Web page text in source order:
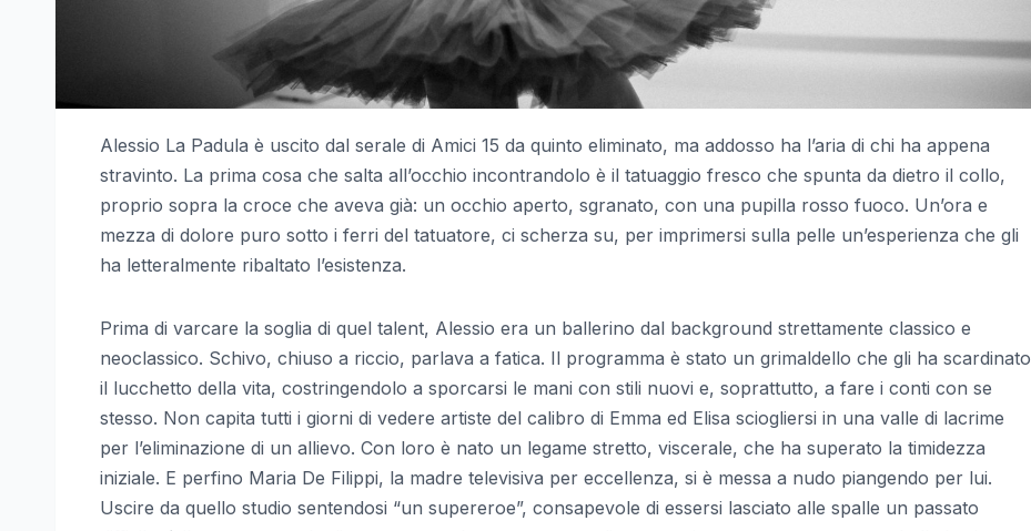
Alessio La Padula è uscito dal serale di Amici 15 da quinto eliminato, ma addosso ha l’aria di chi ha appena
stravinto. La prima cosa che salta all’occhio incontrandolo è il tatuaggio fresco che spunta da dietro il collo,
proprio sopra la croce che aveva già: un occhio aperto, sgranato, con una pupilla rosso fuoco. Un’ora e
mezza di dolore puro sotto i ferri del tatuatore, ci scherza su, per imprimersi sulla pelle un’esperienza che gli
ha letteralmente ribaltato l’esistenza.
Prima di varcare la soglia di quel talent, Alessio era un ballerino dal background strettamente classico e
neoclassico. Schivo, chiuso a riccio, parlava a fatica. Il programma è stato un grimaldello che gli ha scardinato
il lucchetto della vita, costringendolo a sporcarsi le mani con stili nuovi e, soprattutto, a fare i conti con se
stesso. Non capita tutti i giorni di vedere artiste del calibro di Emma ed Elisa sciogliersi in una valle di lacrime
per l’eliminazione di un allievo. Con loro è nato un legame stretto, viscerale, che ha superato la timidezza
iniziale. E perfino Maria De Filippi, la madre televisiva per eccellenza, si è messa a nudo piangendo per lui.
Uscire da quello studio sentendosi “un supereroe”, consapevole di essersi lasciato alle spalle un passato